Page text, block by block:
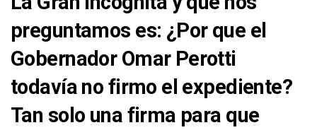
preguntamos es: ¿Por que el
Gobernador Omar Perotti
todavía no firmo el expediente?
Tan solo una firma para que